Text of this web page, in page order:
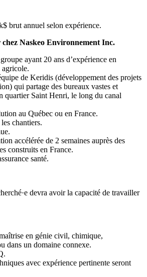
brut annuel selon expérience.
Naskeo Environnement Inc.
ayant 20 ans d’expérience en
de Keridis (développement des projets
qui partage des bureaux vastes et
quartier Saint Henri, le long du canal
au Québec ou en France.
chantiers.
accélérée de 2 semaines auprès des
construits en France.
santé.
devra avoir la capacité de travailler
en génie civil, chimique,
dans un domaine connexe.
avec expérience pertinente seront